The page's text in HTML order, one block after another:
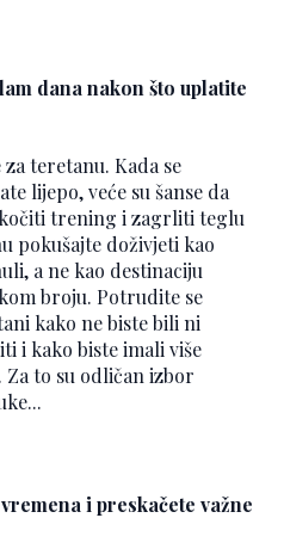
dana nakon što uplatite
teretanu. Kada se
lijepo, veće su šanse da
trening i zagrliti teglu
pokušajte doživjeti kao
a ne kao destinaciju
broju. Potrudite se
kako ne biste bili ni
i kako biste imali više
to su odličan izbor
i preskačete važne